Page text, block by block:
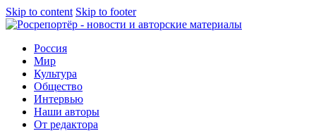
Skip to content Skip to footer
Россия
Мир
Культура
Общество
Интервью
Наши авторы
От редактора